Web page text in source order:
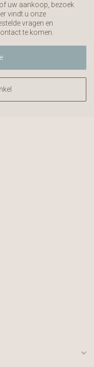
uw aankoop, bezoek
vindt u onze
vragen en
te komen.